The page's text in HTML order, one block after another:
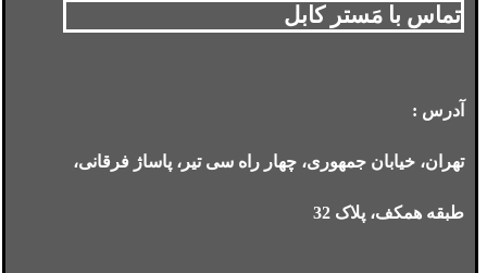
تماس با مَستر کابل
آدرس :
تهران، خیابان جمهوری، چهار راه سی تیر، پاساژ فرقانی،
طبقه همکف، پلاک 32